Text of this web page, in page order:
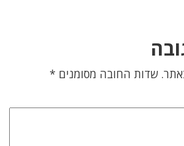
שדות החובה מסומנים *